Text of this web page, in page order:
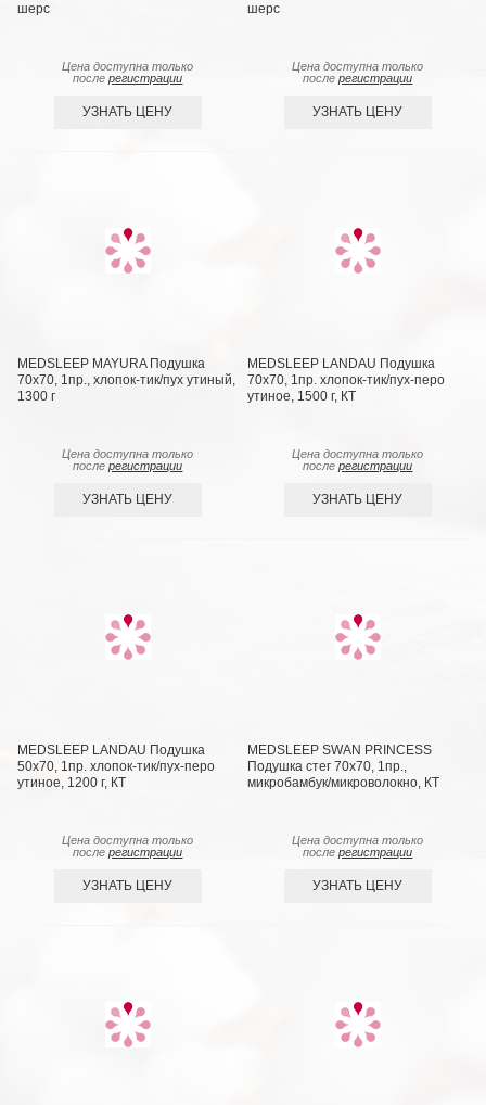
шерс
Цена доступна только
послерегистрации
УЗНАТЬ ЦЕНУ
шерс
Цена доступна только
послерегистрации
УЗНАТЬ ЦЕНУ
MEDSLEEP MAYURA Подушка
70х70, 1пр., хлопок-тик/пух утиный,
1300 г
Цена доступна только
послерегистрации
УЗНАТЬ ЦЕНУ
MEDSLEEP LANDAU Подушка
70х70, 1пр. хлопок-тик/пух-перо
утиное, 1500 г, КТ
Цена доступна только
послерегистрации
УЗНАТЬ ЦЕНУ
MEDSLEEP LANDAU Подушка
50х70, 1пр. хлопок-тик/пух-перо
утиное, 1200 г, КТ
Цена доступна только
послерегистрации
УЗНАТЬ ЦЕНУ
MEDSLEEP SWAN PRINCESS
Подушка стег 70х70, 1пр.,
микробамбук/микроволокно, КТ
Цена доступна только
послерегистрации
УЗНАТЬ ЦЕНУ